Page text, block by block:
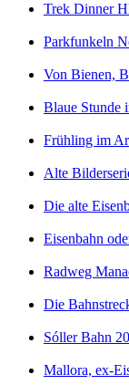
Trek Dinner
Parkfunkeln
Von Bienen,
Blaue Stunde
Frühling im
Alte
Die alte
Eisenbahn
Radweg
Die
Sóller Bahn
Mallora, ex-